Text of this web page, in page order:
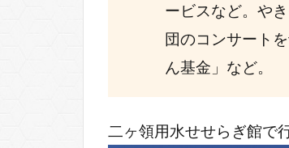
ービスなど。や
団のコンサート
ん基金」など。
二ヶ領用水せせらぎ館で